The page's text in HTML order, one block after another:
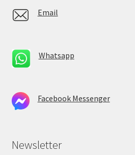
Email
Whatsapp
Facebook Messenger
Newsletter